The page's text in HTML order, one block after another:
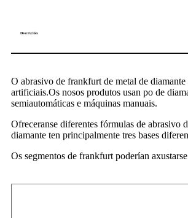
Descrición
O abrasivo de frankfurt de metal de diamante
artificiais.Os nosos produtos usan po de
semiautomáticas e máquinas manuais.
Ofreceranse diferentes fórmulas de abrasivo
diamante ten principalmente tres bases
Os segmentos de frankfurt poderían